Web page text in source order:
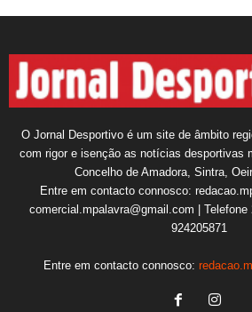
O Jornal Desportivo é um site de âmbito
com rigor e isenção as notícias desportivas
Concelho de Amadora, Sintra,
Entre em contacto connosco:
comercial.mpalavra@gmail.com | Telefone
924205871
Entre em contacto connosco: